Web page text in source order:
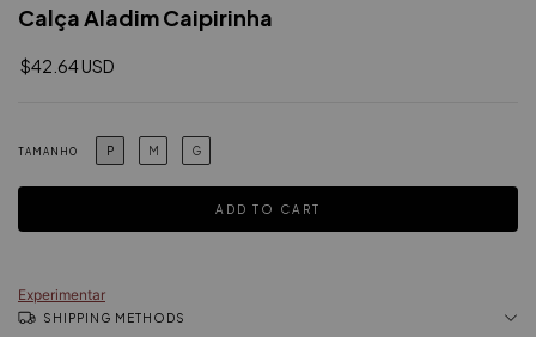
Calça Aladim Caipirinha
$42.64 USD
TAMANHO P M G
Experimentar
SHIPPING METHODS